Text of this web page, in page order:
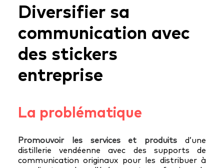
Diversifier sa
communication avec
des stickers
entreprise
La problématique
Promouvoir les services et produits d’une
distillerie vendéenne avec des supports de
communication originaux pour les distribuer à